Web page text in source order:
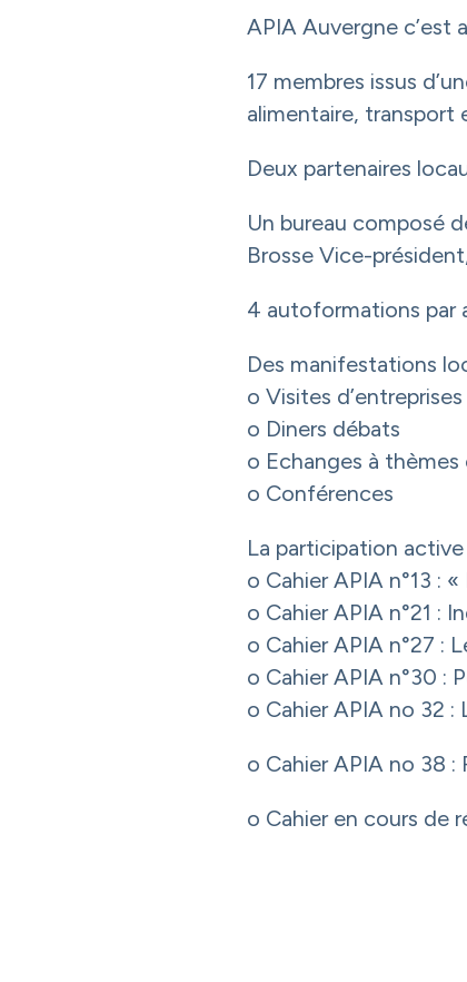
APIA Auvergne c’est
17 membres issus
alimentaire,
Deux partenaires
Un bureau composé
Brosse Vice-
4 autoformations par
Des manifestations
o Visites d’entreprises
o Diners débats
o Echanges à
o Conférences
La participation
o Cahier APIA n°13 :
o Cahier APIA n°21 :
o Cahier APIA n°27 :
o Cahier APIA n°30 :
o Cahier APIA no 32 :
o Cahier APIA no 38
o Cahier en cours de